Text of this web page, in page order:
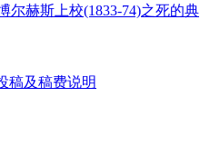
尔赫斯上校(1833-74)之死的典